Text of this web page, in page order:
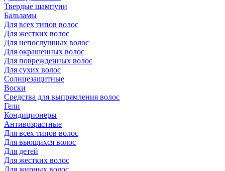
Твердые шампуни
Бальзамы
Для всех типов волос
Для жестких волос
Для непослушных волос
Для окрашенных волос
Для поврежденных волос
Для сухих волос
Солнцезащитные
Воски
Средства для выпрямления волос
Гели
Кондиционеры
Антивозрастные
Для всех типов волос
Для вьющихся волос
Для детей
Для жестких волос
Для жирных волос